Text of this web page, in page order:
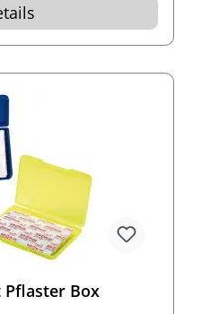
Box